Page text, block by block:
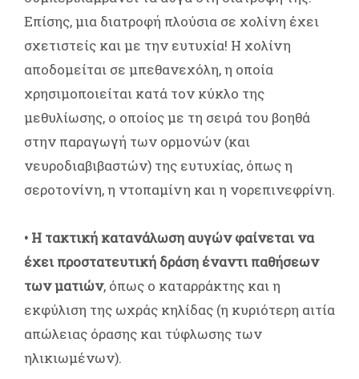
Επίσης, μια διατροφή πλούσια σε χολίνη έχει
σχετιστείς και με την ευτυχία! Η χολίνη
αποδομείται σε μπεθανεχόλη, η οποία
χρησιμοποιείται κατά τον κύκλο της
μεθυλίωσης, ο οποίος με τη σειρά του βοηθά
στην παραγωγή των ορμονών (και
νευροδιαβιβαστών) της ευτυχίας, όπως η
σεροτονίνη, η ντοπαμίνη και η νορεπινεφρίνη.
• Η τακτική κατανάλωση αυγών φαίνεται να
έχει προστατευτική δράση έναντι παθήσεων
των ματιών, όπως ο καταρράκτης και η
εκφύλιση της ωχράς κηλίδας (η κυριότερη αιτία
απώλειας όρασης και τύφλωσης των
ηλικιωμένων).